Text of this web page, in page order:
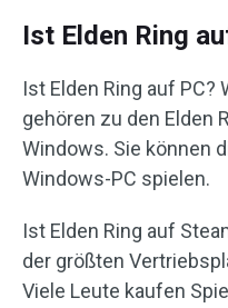
Ist Elden Ring
Ist Elden Ring auf PC?
gehören zu den Elden
Windows. Sie können
Windows-PC spielen.
Ist Elden Ring auf
der größten
Viele Leute kaufen